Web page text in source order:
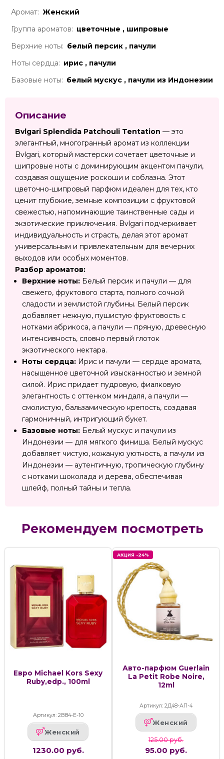
Аромат: Женский
Группа ароматов: цветочные , шипровые
Верхние ноты: белый персик , пачули
Ноты сердца: ирис , пачули
Базовые ноты: белый мускус , пачули из Индонезии
Описание
Bvlgari Splendida Patchouli Tentation — это
элегантный, многогранный аромат из коллекции
Bvlgari, который мастерски сочетает цветочные и
шипровые ноты с доминирующим акцентом пачули,
создавая ощущение роскоши и соблазна. Этот
цветочно-шипровый парфюм идеален для тех, кто
ценит глубокие, земные композиции с фруктовой
свежестью, напоминающие таинственные сады и
экзотические приключения. Bvlgari подчеркивает
индивидуальность и страсть, делая этот аромат
универсальным и привлекательным для вечерних
выходов или особых моментов.
Разбор ароматов:
Верхние ноты: Белый персик и пачули — для
свежего, фруктового старта, полного сочной
сладости и землистой глубины. Белый персик
добавляет нежную, пушистую фруктовость с
нотками абрикоса, а пачули — пряную, древесную
интенсивность, словно первый глоток
экзотического нектара.
Ноты сердца: Ирис и пачули — сердце аромата,
насыщенное цветочной изысканностью и земной
силой. Ирис придает пудровую, фиалковую
элегантность с оттенком миндаля, а пачули —
смолистую, бальзамическую крепость, создавая
гармоничный, интригующий букет.
Базовые ноты: Белый мускус и пачули из
Индонезии — для мягкого финиша. Белый мускус
добавляет чистую, кожаную уютность, а пачули из
Индонезии — аутентичную, тропическую глубину
с нотками шоколада и дерева, обеспечивая
шлейф, полный тайны и тепла.
Рекомендуем посмотреть
Евро Michael Kors Sexy
Ruby,edp., 100ml
Артикул: 2В84-Е-10
Женский
1230.00 руб.
АКЦИЯ -24%
Авто-парфюм Guerlain
La Petit Robe Noire,
12ml
Артикул: 2Д48-АП-4
Женский
125.00 руб.
95.00 руб.